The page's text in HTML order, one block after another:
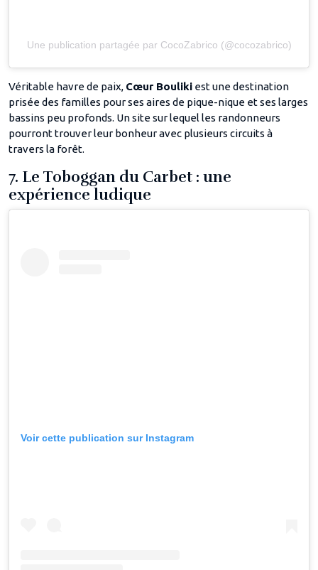
Une publication partagée par CocoZabrico (@cocozabrico)
Véritable havre de paix, Cœur Bouliki est une destination
prisée des familles pour ses aires de pique-nique et ses larges
bassins peu profonds. Un site sur lequel les randonneurs
pourront trouver leur bonheur avec plusieurs circuits à
travers la forêt.
7. Le Toboggan du Carbet : une
expérience ludique
Voir cette publication sur Instagram